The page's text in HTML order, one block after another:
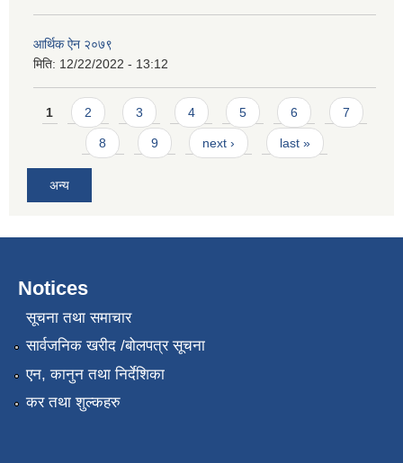
आर्थिक ऐन २०७९
मिति: 12/22/2022 - 13:12
Pages
1 2 3 4 5 6 7
8 9 next › last »
अन्य
Notices
सूचना तथा समाचार
सार्वजनिक खरीद /बोलपत्र सूचना
एन, कानुन तथा निर्देशिका
कर तथा शुल्कहरु